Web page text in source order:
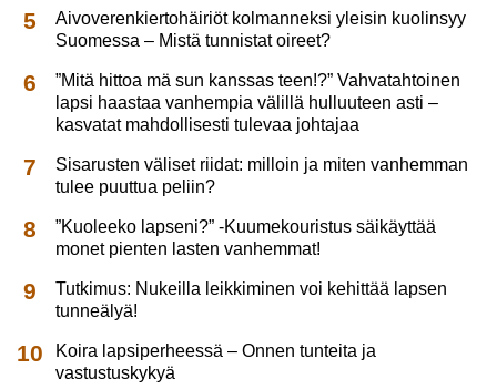
Aivoverenkiertohäiriöt kolmanneksi yleisin kuolinsyy
Suomessa – Mistä tunnistat oireet?
”Mitä hittoa mä sun kanssas teen!?” Vahvatahtoinen
lapsi haastaa vanhempia välillä hulluuteen asti –
kasvatat mahdollisesti tulevaa johtajaa
Sisarusten väliset riidat: milloin ja miten vanhemman
tulee puuttua peliin?
”Kuoleeko lapseni?” -Kuumekouristus säikäyttää
monet pienten lasten vanhemmat!
Tutkimus: Nukeilla leikkiminen voi kehittää lapsen
tunneälyä!
Koira lapsiperheessä – Onnen tunteita ja
vastustuskykyä